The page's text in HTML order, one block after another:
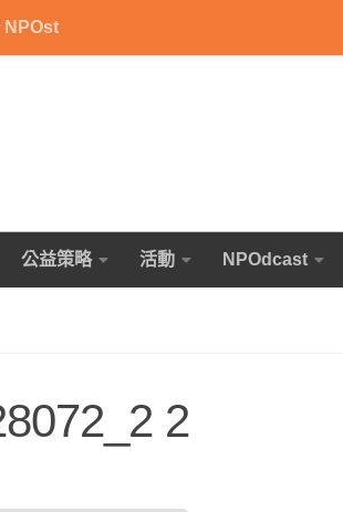
NPOst
公益策略 活動 NPOdcast
2